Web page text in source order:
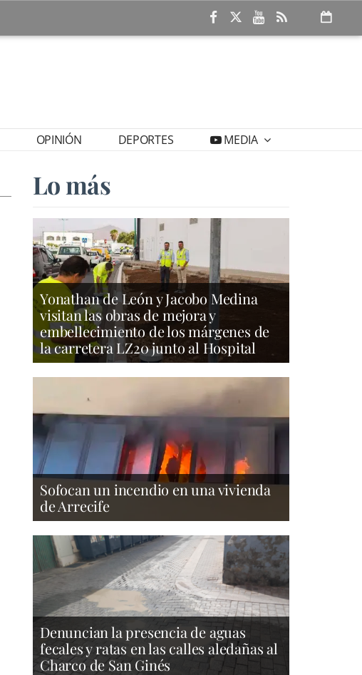
OPINIÓN DEPORTES MEDIA
Lo más
Yonathan de León y Jacobo Medina
visitan las obras de mejora y
embellecimiento de los márgenes de
la carretera LZ20 junto al Hospital
Sofocan un incendio en una vivienda
de Arrecife
Denuncian la presencia de aguas
fecales y ratas en las calles aledañas al
Charco de San Ginés